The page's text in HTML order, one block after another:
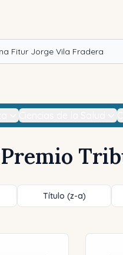
Premio
Título (z-a)